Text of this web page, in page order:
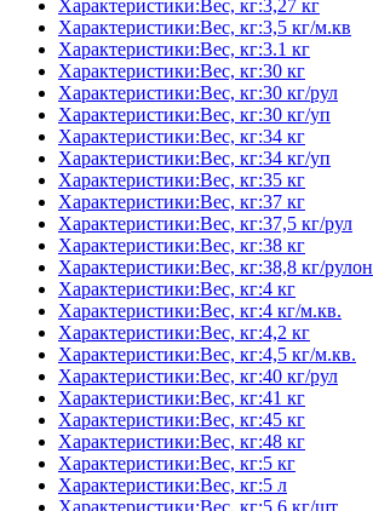
Характеристики:Вес, кг:3,27 кг
Характеристики:Вес, кг:3,5 кг/м.кв
Характеристики:Вес, кг:3.1 кг
Характеристики:Вес, кг:30 кг
Характеристики:Вес, кг:30 кг/рул
Характеристики:Вес, кг:30 кг/уп
Характеристики:Вес, кг:34 кг
Характеристики:Вес, кг:34 кг/уп
Характеристики:Вес, кг:35 кг
Характеристики:Вес, кг:37 кг
Характеристики:Вес, кг:37,5 кг/рул
Характеристики:Вес, кг:38 кг
Характеристики:Вес, кг:38,8 кг/рулон
Характеристики:Вес, кг:4 кг
Характеристики:Вес, кг:4 кг/м.кв.
Характеристики:Вес, кг:4,2 кг
Характеристики:Вес, кг:4,5 кг/м.кв.
Характеристики:Вес, кг:40 кг/рул
Характеристики:Вес, кг:41 кг
Характеристики:Вес, кг:45 кг
Характеристики:Вес, кг:48 кг
Характеристики:Вес, кг:5 кг
Характеристики:Вес, кг:5 л
Характеристики:Вес, кг:5,6 кг/шт